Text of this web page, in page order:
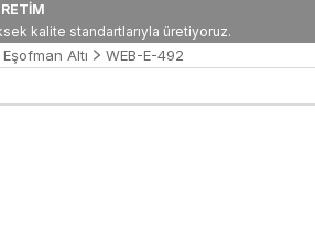
kalite standartlarıyla üretiyoruz.
Eşofman Altı WEB-E-492